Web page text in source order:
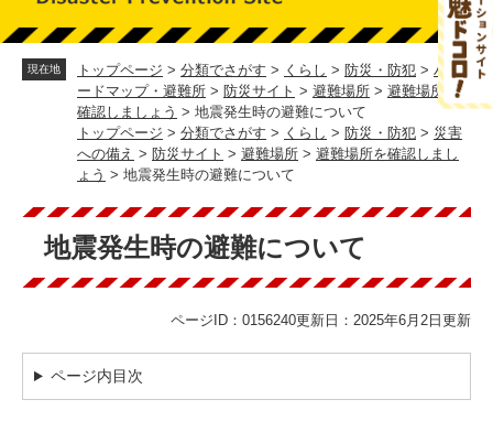
文
現在地 トップページ > 分類でさがす > くらし > 防災・防犯 > ハザ
ードマップ・避難所 > 防災サイト > 避難場所 > 避難場所を
確認しましょう > 地震発生時の避難について
トップページ > 分類でさがす > くらし > 防災・防犯 > 災害
への備え > 防災サイト > 避難場所 > 避難場所を確認しまし
ょう > 地震発生時の避難について
本
地震発生時の避難について
ページID：0156240更新日：2025年6月2日更新
ページ内目次